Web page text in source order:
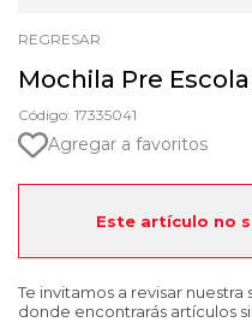
REGRESAR
Mochila Pre
Código: 17335041
Agregar a favoritos
Este artículo no
Te invitamos a revisar nuestra
donde encontrarás artículos